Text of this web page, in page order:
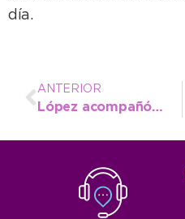
día.
ANTERIOR
López acompañó el Carnaval y deseó que “Quequén tenga el brillo de otros años”